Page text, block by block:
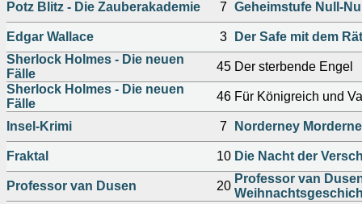
Potz Blitz - Die Zauberakademie 7 Geheimstufe Null-
Edgar Wallace 3
Der Safe mit dem
Sherlock Holmes - Die neuen
Fälle
45 Der sterbende Engel
Sherlock Holmes - Die neuen
Fälle
46 Für Königreich und
Insel-Krimi 7 Norderney
Fraktal 10 Die Nacht der
Professor van Dusen 20
Professor van